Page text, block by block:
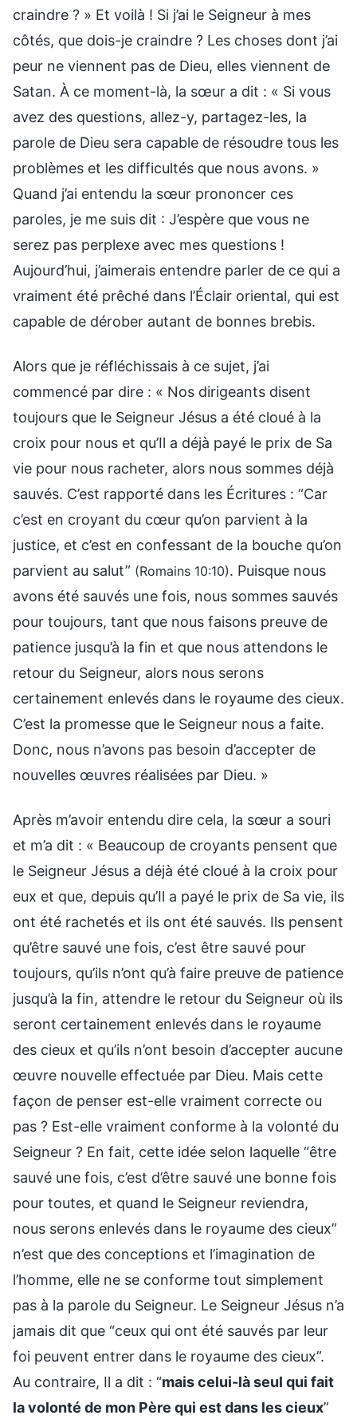
craindre ? » Et voilà ! Si j’ai le Seigneur à mes
côtés, que dois-je craindre ? Les choses dont j’ai
peur ne viennent pas de Dieu, elles viennent de
Satan. À ce moment-là, la sœur a dit : « Si vous
avez des questions, allez-y, partagez-les, la
parole de Dieu sera capable de résoudre tous les
problèmes et les difficultés que nous avons. »
Quand j’ai entendu la sœur prononcer ces
paroles, je me suis dit : J’espère que vous ne
serez pas perplexe avec mes questions !
Aujourd’hui, j’aimerais entendre parler de ce qui a
vraiment été prêché dans l’Éclair oriental, qui est
capable de dérober autant de bonnes brebis.
Alors que je réfléchissais à ce sujet, j’ai
commencé par dire : « Nos dirigeants disent
toujours que le Seigneur Jésus a été cloué à la
croix pour nous et qu’Il a déjà payé le prix de Sa
vie pour nous racheter, alors nous sommes déjà
sauvés. C’est rapporté dans les Écritures : “Car
c’est en croyant du cœur qu’on parvient à la
justice, et c’est en confessant de la bouche qu’on
parvient au salut” (Romains 10:10). Puisque nous
avons été sauvés une fois, nous sommes sauvés
pour toujours, tant que nous faisons preuve de
patience jusqu’à la fin et que nous attendons le
retour du Seigneur, alors nous serons
certainement enlevés dans le royaume des cieux.
C’est la promesse que le Seigneur nous a faite.
Donc, nous n’avons pas besoin d’accepter de
nouvelles œuvres réalisées par Dieu. »
Après m’avoir entendu dire cela, la sœur a souri
et m’a dit : « Beaucoup de croyants pensent que
le Seigneur Jésus a déjà été cloué à la croix pour
eux et que, depuis qu’Il a payé le prix de Sa vie, ils
ont été rachetés et ils ont été sauvés. Ils pensent
qu’être sauvé une fois, c’est être sauvé pour
toujours, qu’ils n’ont qu’à faire preuve de patience
jusqu’à la fin, attendre le retour du Seigneur où ils
seront certainement enlevés dans le royaume
des cieux et qu’ils n’ont besoin d’accepter aucune
œuvre nouvelle effectuée par Dieu. Mais cette
façon de penser est-elle vraiment correcte ou
pas ? Est-elle vraiment conforme à la volonté du
Seigneur ? En fait, cette idée selon laquelle “être
sauvé une fois, c’est d’être sauvé une bonne fois
pour toutes, et quand le Seigneur reviendra,
nous serons enlevés dans le royaume des cieux”
n’est que des conceptions et l’imagination de
l’homme, elle ne se conforme tout simplement
pas à la parole du Seigneur. Le Seigneur Jésus n’a
jamais dit que “ceux qui ont été sauvés par leur
foi peuvent entrer dans le royaume des cieux”.
Au contraire, Il a dit : “mais celui-là seul qui fait
la volonté de mon Père qui est dans les cieux”